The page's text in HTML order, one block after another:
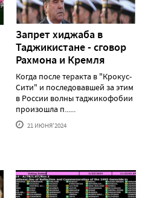
Запрет хиджаба в
Таджикистане - сговор
Рахмона и Кремля
Когда после теракта в "Крокус-
Сити" и последовавшей за этим
в России волны таджикофобии
произошла п......
21 ИЮНЯ'2024